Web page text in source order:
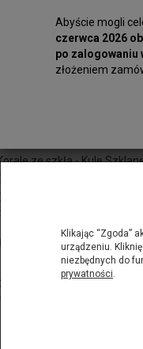
Abyście mogli
czerwca 2026
po zalogowaniu
złożeniem
Jubilerskie
ze szkła - Kule
sznura ok. 24 cm
za jeden sznur
- bez zapięcia.
Informacje o
produkty
Klikając “Zgoda”
urządzeniu.
niezbędnych do
prywatności.